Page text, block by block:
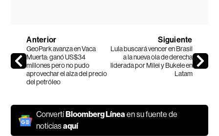
Anterior
GeoPark avanza en Vaca
Muerta: ganó US$34
millones pero no pudo
aprovechar el alza del precio
del petróleo
Siguiente
Lula buscará vencer en Brasil
a la nueva ola de derecha
liderada por Milei y Bukele en
Latam
Convertí Bloomberg Líneaen su fuente de
noticiasaquí